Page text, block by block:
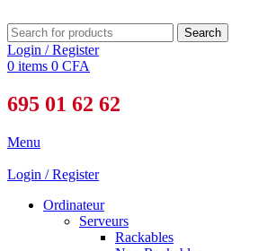
Search
Login / Register
0 items 0 CFA
695 01 62 62
Menu
Login / Register
Ordinateur
Serveurs
Rackables